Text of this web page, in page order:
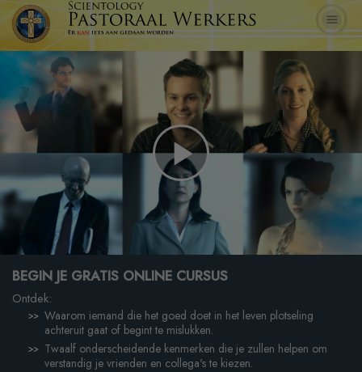
Play
Video
BEGIN JE GRATIS ONLINE CURSUS
Ontdek:
Waarom iemand die het goed doet in het leven plotseling
achteruit gaat of begint te mislukken.
Twaalf onderscheidende kenmerken die je zullen helpen om
verstandig je vrienden en collega's te kiezen.